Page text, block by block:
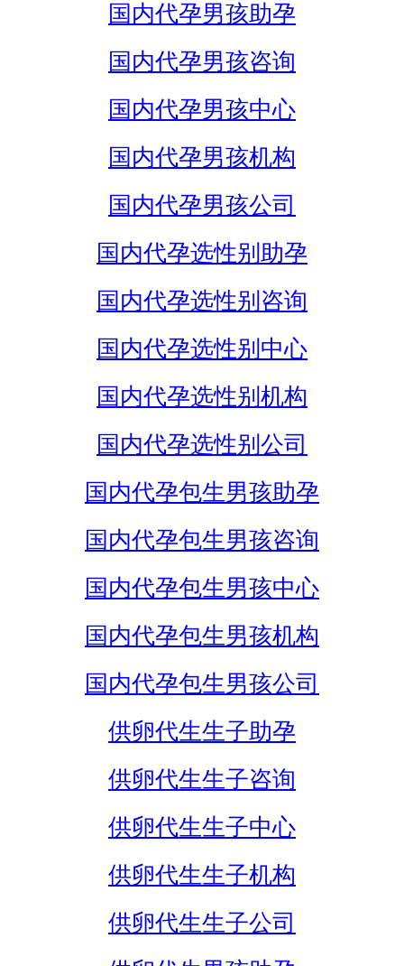
国内代孕男孩助孕
国内代孕男孩咨询
国内代孕男孩中心
国内代孕男孩机构
国内代孕男孩公司
国内代孕选性别助孕
国内代孕选性别咨询
国内代孕选性别中心
国内代孕选性别机构
国内代孕选性别公司
国内代孕包生男孩助孕
国内代孕包生男孩咨询
国内代孕包生男孩中心
国内代孕包生男孩机构
国内代孕包生男孩公司
供卵代生生子助孕
供卵代生生子咨询
供卵代生生子中心
供卵代生生子机构
供卵代生生子公司